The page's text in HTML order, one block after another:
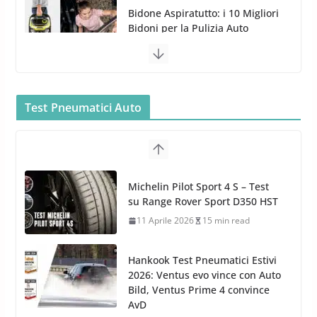
Gun per la tua Idropulitrice?
5 Maggio 2022 2 min read
Car Care
26 Marzo 2025 2 min read
Azoto
26 Marzo 2025 2 min read
Test Pneumatici Auto
Hankook Test Pneumatici Estivi
2026: Ventus evo vince con Auto
Bild, Ventus Prime 4 convince
Test Gomme 2026 Tyre Reviews:
i Migliori pneumatici estivi